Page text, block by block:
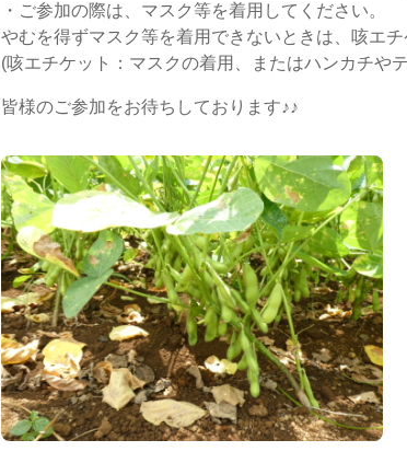
・ご参加の際は、マスク等を着用してください。
やむを得ずマスク等を着用できないときは、咳エチ
(咳エチケット：マスクの着用、またはハンカチや
皆様のご参加をお待ちしております♪♪